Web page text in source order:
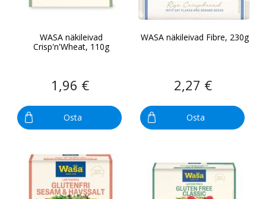
WASA näkileivad
Crisp'n'Wheat, 110g
1,96 €
Osta
WASA näkileivad Fibre, 230g
2,27 €
Osta